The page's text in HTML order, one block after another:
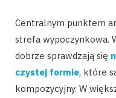
Centralnym punktem
strefa wypoczynkowa.
dobrze sprawdzają się
czystej formie, które
kompozycyjny. W